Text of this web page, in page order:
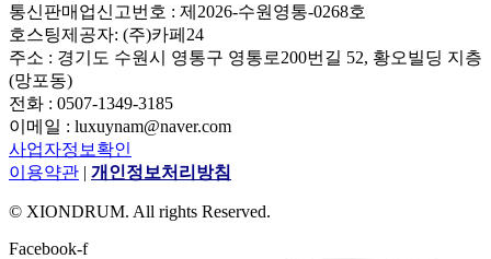
통신판매업신고번호 : 제2026-수원영통-0268호
호스팅제공자: (주)카페24
주소 : 경기도 수원시 영통구 영통로200번길 52, 황오빌딩 지층
(망포동)
전화 : 0507-1349-3185
이메일 : luxuynam@naver.com
사업자정보확인
이용약관 | 개인정보처리방침
© XIONDRUM. All rights Reserved.
Facebook-f